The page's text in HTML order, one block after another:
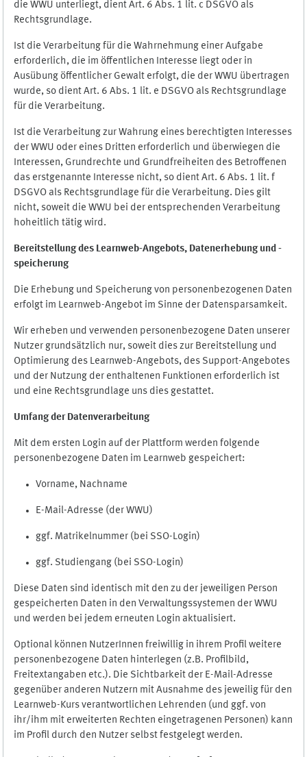
die WWU unterliegt, dient Art. 6 Abs. 1 lit. c DSGVO als
Rechtsgrundlage.
Ist die Verarbeitung für die Wahrnehmung einer Aufgabe
erforderlich, die im öffentlichen Interesse liegt oder in
Ausübung öffentlicher Gewalt erfolgt, die der WWU übertragen
wurde, so dient Art. 6 Abs. 1 lit. e DSGVO als Rechtsgrundlage
für die Verarbeitung.
Ist die Verarbeitung zur Wahrung eines berechtigten Interesses
der WWU oder eines Dritten erforderlich und überwiegen die
Interessen, Grundrechte und Grundfreiheiten des Betroffenen
das erstgenannte Interesse nicht, so dient Art. 6 Abs. 1 lit. f
DSGVO als Rechtsgrundlage für die Verarbeitung. Dies gilt
nicht, soweit die WWU bei der entsprechenden Verarbeitung
hoheitlich tätig wird.
Bereitstellung des Learnweb-Angebots, Datenerhebung und -
speicherung
Die Erhebung und Speicherung von personenbezogenen Daten
erfolgt im Learnweb-Angebot im Sinne der Datensparsamkeit.
Wir erheben und verwenden personenbezogene Daten unserer
Nutzer grundsätzlich nur, soweit dies zur Bereitstellung und
Optimierung des Learnweb-Angebots, des Support-Angebotes
und der Nutzung der enthaltenen Funktionen erforderlich ist
und eine Rechtsgrundlage uns dies gestattet.
Umfang der Datenverarbeitung
Mit dem ersten Login auf der Plattform werden folgende
personenbezogene Daten im Learnweb gespeichert:
Vorname, Nachname
E-Mail-Adresse (der WWU)
ggf. Matrikelnummer (bei SSO-Login)
ggf. Studiengang (bei SSO-Login)
Diese Daten sind identisch mit den zu der jeweiligen Person
gespeicherten Daten in den Verwaltungssystemen der WWU
und werden bei jedem erneuten Login aktualisiert.
Optional können NutzerInnen freiwillig in ihrem Profil weitere
personenbezogene Daten hinterlegen (z.B. Profilbild,
Freitextangaben etc.). Die Sichtbarkeit der E-Mail-Adresse
gegenüber anderen Nutzern mit Ausnahme des jeweilig für den
Learnweb-Kurs verantwortlichen Lehrenden (und ggf. von
ihr/ihm mit erweiterten Rechten eingetragenen Personen) kann
im Profil durch den Nutzer selbst festgelegt werden.